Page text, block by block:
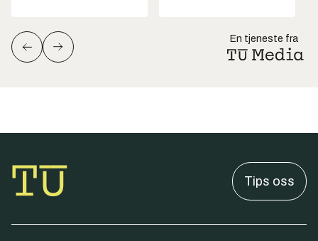
En tjeneste fra
Tips oss